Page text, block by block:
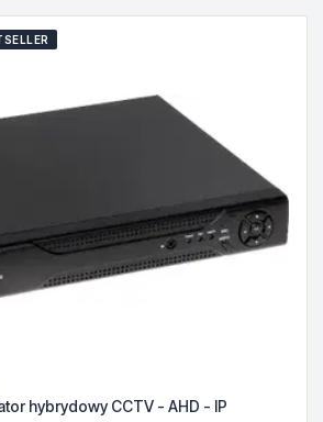
hybrydowy CCTV - AHD - IP